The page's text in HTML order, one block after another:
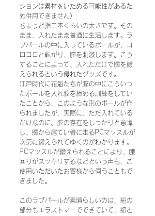
ションは素材をいためる可能性があるた
め併用できません)
ちょうど指二本くらいの太さです。その
まま、入れたまま普通に生活します。ラ
ブパールの中に入っているボールが、コ
ロコロと転がり、膣を刺激します。こう
することによって、入れただけで膣を鍛
えられるという優れたグッズです。
江戸時代に花魁たちが膣の中にこういっ
たボールを入れ膣を締める訓練をしてい
たことから、このような形のボールが作
られましたが、実際に、ただ入れている
だけなのに、膣の存在をしっかりと意識
し、膣から尾てい骨に走るPCマッスルが
次第に鍛えられてゆくのがわかります。
PCマッスルが鍛えられることにより、腰
回りがスッキリするなどという声も、ご
使用いただいたお客様から伺うこともで
きました。
このラブパールが素晴らしいのは、紐の
部分もエラストマーでできていて、紐と